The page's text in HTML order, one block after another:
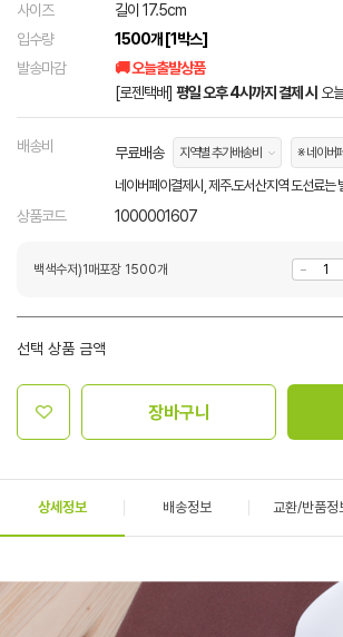
사이즈
길이 17.5cm
입수량
1500개 [1박스]
발송마감
🚚 오늘출발상품
[로젠택배] 평일 오후 4시까지 결제 시 오
배송비 무료배송 지역별 추가배송비 ※ 네이버
네이버페이결제시, 제주.도서산지역 도선료는
상품코드 1000001607
백색수저)1매포장 1500개
선택 상품 금액
장바구니
상세정보 배송정보 교환/반품정